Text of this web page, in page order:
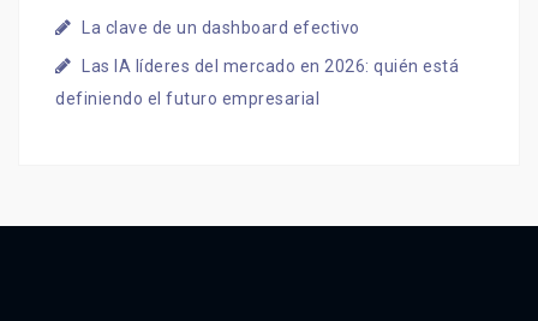
La clave de un dashboard efectivo
Las IA líderes del mercado en 2026: quién está
definiendo el futuro empresarial